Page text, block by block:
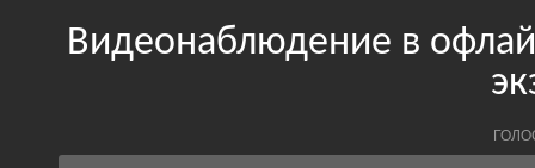
Видеонаблюдение в